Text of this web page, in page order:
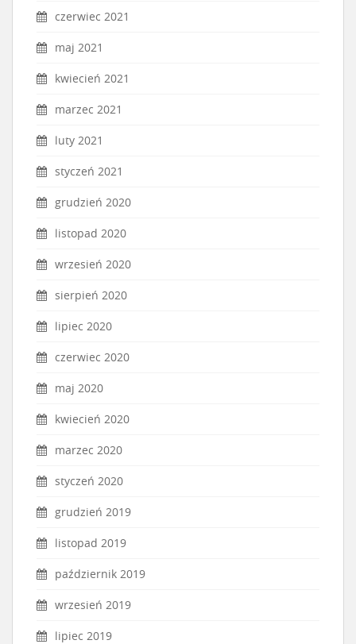
czerwiec 2021
maj 2021
kwiecień 2021
marzec 2021
luty 2021
styczeń 2021
grudzień 2020
listopad 2020
wrzesień 2020
sierpień 2020
lipiec 2020
czerwiec 2020
maj 2020
kwiecień 2020
marzec 2020
styczeń 2020
grudzień 2019
listopad 2019
październik 2019
wrzesień 2019
lipiec 2019